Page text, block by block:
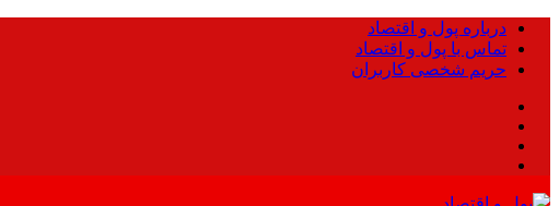
درباره پول و اقتصاد
تماس با پول و اقتصاد
حریم شخصی کاربران